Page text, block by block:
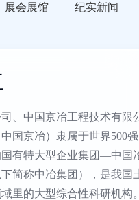
展会展馆 纪实新闻
、中国京冶工程技术有限
国京冶）隶属于世界500
有特大型企业集团—中国
简称中冶集团），是我国
里的大型综合性科研机构